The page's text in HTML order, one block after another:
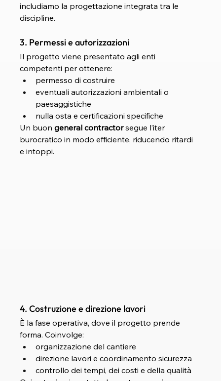
includiamo la progettazione integrata tra le
discipline.
3. Permessi e autorizzazioni
Il progetto viene presentato agli enti
competenti per ottenere:
permesso di costruire
eventuali autorizzazioni ambientali o
paesaggistiche
nulla osta e certificazioni specifiche
Un buon general contractor segue l’iter
burocratico in modo efficiente, riducendo ritardi
e intoppi.
4. Costruzione e direzione lavori
È la fase operativa, dove il progetto prende
forma. Coinvolge:
organizzazione del cantiere
direzione lavori e coordinamento sicurezza
controllo dei tempi, dei costi e della qualità